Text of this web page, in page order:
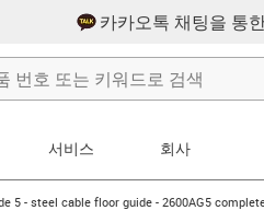
카카오톡 채팅을 통
서비스 회사
arrow-right
5 - steel cable floor guide - 2600AG5